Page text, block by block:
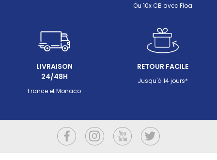
Ou 10x CB avec Floa
LIVRAISON
24/48H
France et Monaco
RETOUR FACILE
Jusqu'à 14 jours*